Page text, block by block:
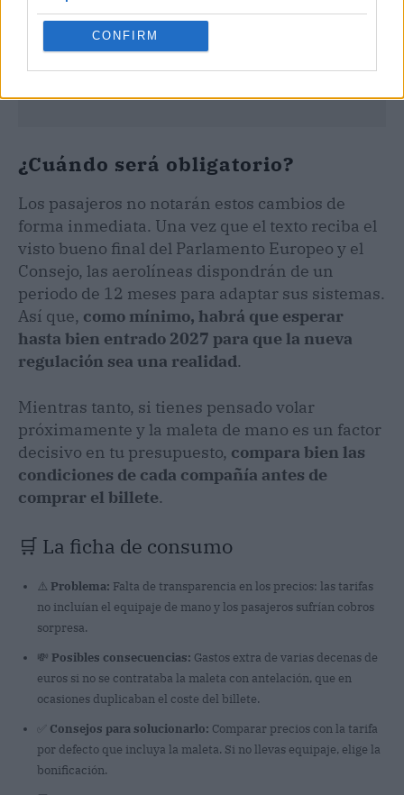
CONFIRM
¿Cuándo será obligatorio?
Los pasajeros no notarán estos cambios de
forma inmediata. Una vez que el texto reciba el
visto bueno final del Parlamento Europeo y el
Consejo, las aerolíneas dispondrán de un
periodo de 12 meses para adaptar sus sistemas.
Así que, como mínimo, habrá que esperar
hasta bien entrado 2027 para que la nueva
regulación sea una realidad.
Mientras tanto, si tienes pensado volar
próximamente y la maleta de mano es un factor
decisivo en tu presupuesto, compara bien las
condiciones de cada compañía antes de
comprar el billete.
🛒 La ficha de consumo
⚠️ Problema: Falta de transparencia en los precios: las tarifas
no incluían el equipaje de mano y los pasajeros sufrían cobros
sorpresa.
💸 Posibles consecuencias: Gastos extra de varias decenas de
euros si no se contrataba la maleta con antelación, que en
ocasiones duplicaban el coste del billete.
Consejos para solucionarlo: Comparar precios con la tarifa
por defecto que incluya la maleta. Si no llevas equipaje, elige la
bonificación.